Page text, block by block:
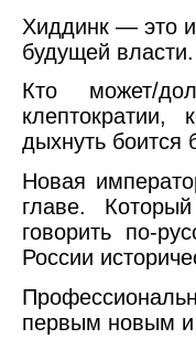
Хиддинк — это
будущей власти.
Кто может/
дыхнуть боится
Новая
главе.
говорить по-
России
первым новым